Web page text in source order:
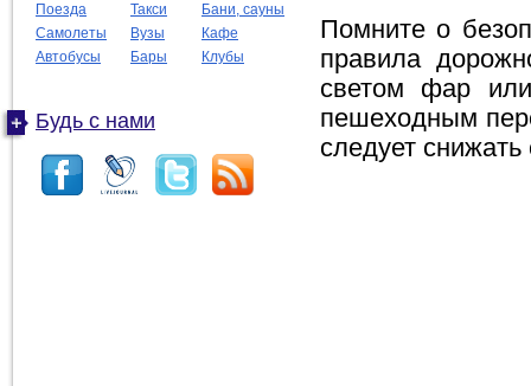
Поезда Такси
Бани, сауны
Самолеты
Вузы
Кафе
Автобусы
Бары Клубы
Будь с нами
Помните о
правила
светом фар
пешеходным
следует